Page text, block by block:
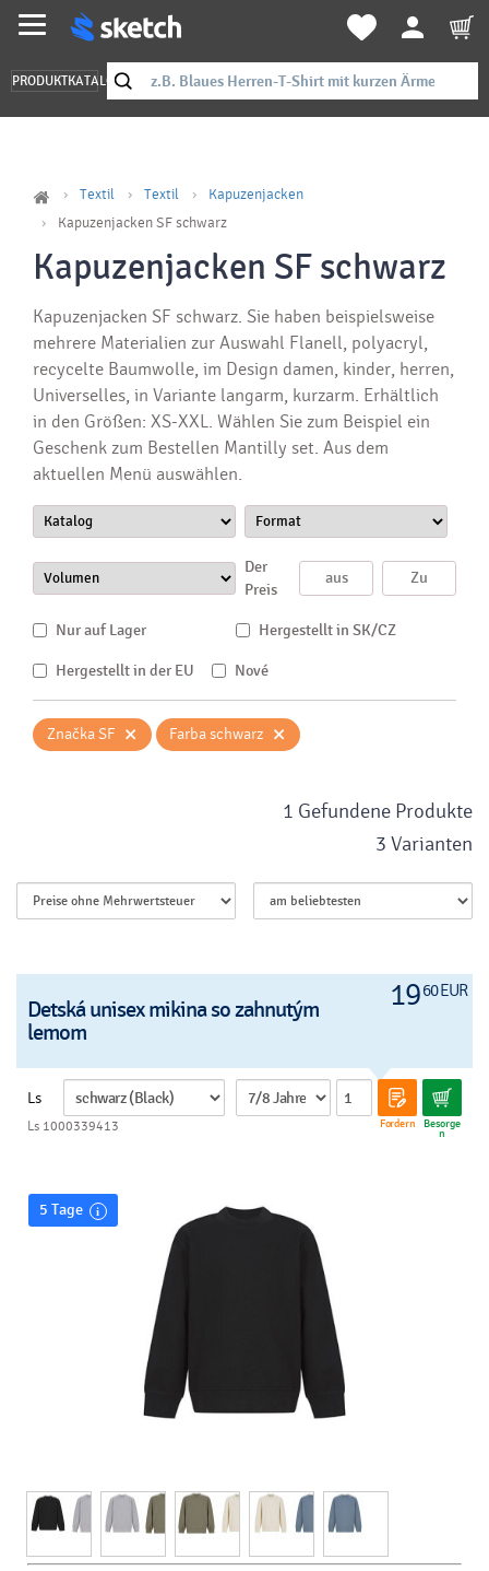
PRODUKTKATALOG
Textil Textil
Kapuzenjacken
Kapuzenjacken SF schwarz
Kapuzenjacken SF schwarz
Kapuzenjacken SF schwarz. Sie haben beispielsweise
mehrere Materialien zur Auswahl Flanell, polyacryl,
recycelte Baumwolle, im Design damen, kinder, herren,
Universelles, in Variante langarm, kurzarm. Erhältlich
in den Größen: XS-XXL. Wählen Sie zum Beispiel ein
Geschenk zum Bestellen Mantilly set. Aus dem
aktuellen Menü auswählen.
Der
Preis
Nur auf Lager Hergestellt in SK/CZ
Hergestellt in der EU Nové
Značka SF × Farba schwarz ×
1 Gefundene Produkte
3 Varianten
1960 EUR
Detská unisex mikina so zahnutým
lemom
Ls
Fordern Besorge
n
Ls 1000339413
5 Tage